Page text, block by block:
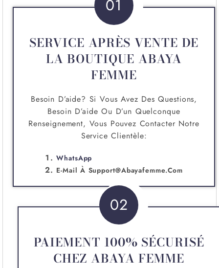
01
SERVICE APRÈS VENTE DE
LA BOUTIQUE ABAYA
FEMME
Besoin D’aide? Si Vous Avez Des Questions,
Besoin D’aide Ou D’un Quelconque
Renseignement, Vous Pouvez Contacter Notre
Service Clientèle:
WhatsApp
E-Mail À Support@abayafemme.com
02
PAIEMENT 100% SÉCURISÉ
CHEZ ABAYA FEMME